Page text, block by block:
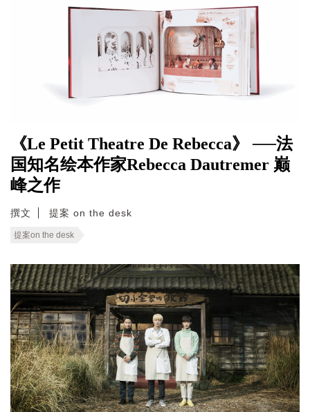
《Le Petit Theatre De Rebecca》 ──法
国知名绘本作家Rebecca Dautremer 巅
峰之作
撰文 提案 on the desk
提案on the desk